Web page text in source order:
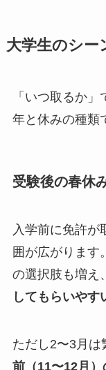
大学生のシー
「いつ取るか
年と休みの種類
受験後の春休
入学前に免許が
囲が広がります
の選択肢も増え、
してもらいやす
ただし2〜3月は
前（11〜12月）